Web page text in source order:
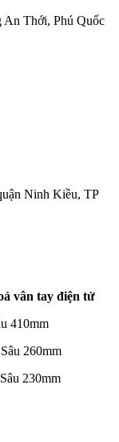
An Thới, Phú Quốc
Ninh Kiều, TP
vân tay điện tử
410mm
260mm
230mm